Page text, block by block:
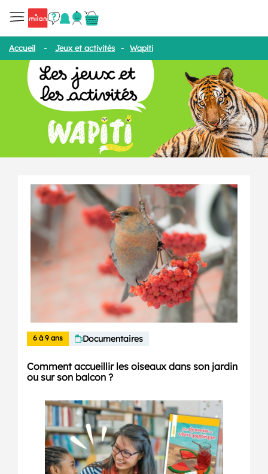
Accueil - Jeux et activités - Wapiti
6 à 9 ans Documentaires
Comment accueillir les oiseaux dans son jardin
ou sur son balcon ?